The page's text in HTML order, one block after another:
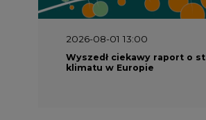
2026-08-01 13:00
Wyszedł ciekawy raport o
klimatu w Europie